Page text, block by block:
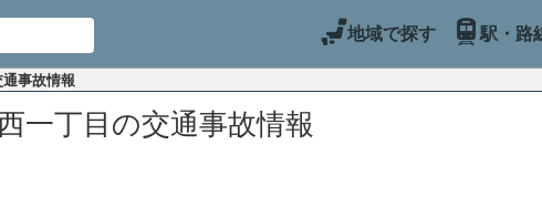
地域で探す 駅・路
事故情報
一丁目の交通事故情報